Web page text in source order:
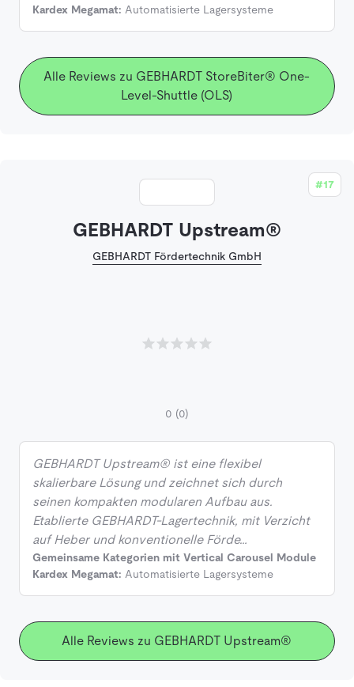
Kardex Megamat: Automatisierte Lagersysteme
Alle Reviews zu GEBHARDT StoreBiter® One-
Level-Shuttle (OLS)
#17
GEBHARDT Upstream®
GEBHARDT Fördertechnik GmbH
0 (0)
GEBHARDT Upstream® ist eine flexibel
skalierbare Lösung und zeichnet sich durch
seinen kompakten modularen Aufbau aus.
Etablierte GEBHARDT-Lagertechnik, mit Verzicht
auf Heber und konventionelle Förde…
Gemeinsame Kategorien mit Vertical Carousel Module
Kardex Megamat: Automatisierte Lagersysteme
Alle Reviews zu GEBHARDT Upstream®